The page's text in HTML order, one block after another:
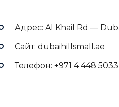
Адрес: Al Khail Rd —
Сайт: dubaihillsmall.ae
Телефон: +971 4 448 5033